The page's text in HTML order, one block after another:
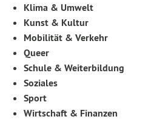
Klima & Umwelt
Kunst & Kultur
Mobilität & Verkehr
Queer
Schule & Weiterbildung
Soziales
Sport
Wirtschaft & Finanzen